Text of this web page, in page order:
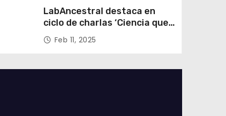
LabAncestral destaca en
ciclo de charlas ‘Ciencia que
Transforma’ de ANID
Feb 11, 2025